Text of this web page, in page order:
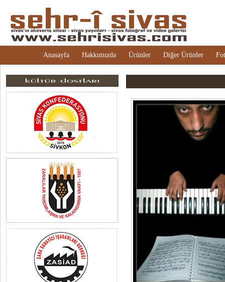
Anasayfa Hakkımızda Ürünler Diğer Ürünler